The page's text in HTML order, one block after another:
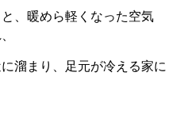
、暖めら軽くなった空気
溜まり、足元が冷える家に